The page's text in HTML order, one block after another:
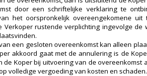
door een schriftelijke verklaring te
het oorspronkelijk overeengekomene
Verkoper rustende verplichting ingevolge
een gesloten overeenkomst kan alleen
akkoord gaat met de annulering is de
de Koper bij uitvoering van de
volledige vergoeding van kosten en schaden.